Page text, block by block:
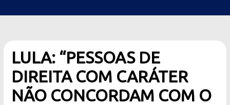
LULA: “PESSOAS DE
DIREITA COM CARÁTER
NÃO CONCORDAM COM O